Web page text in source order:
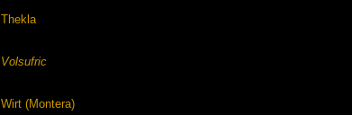
Thekla
Volsufric
Wirt (Montera)